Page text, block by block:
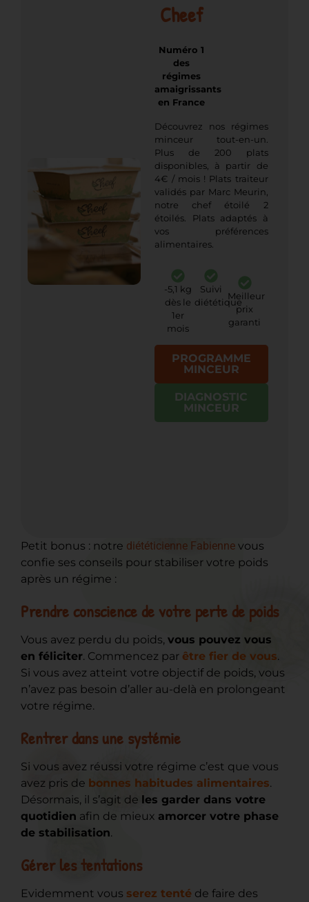
Cheef
Numéro 1
des
régimes
amaigrissants
en France
Découvrez nos régimes
minceur tout-en-un.
Plus de 200 plats
disponibles, à partir de
4€ / mois ! Plats traiteur
validés par Marc Meurin,
notre chef étoilé 2
étoilés. Plats adaptés à
vos préférences
alimentaires.
-5,1 kg
dès le
1er
mois
Suivi
diététique
Meilleur
prix
garanti
PROGRAMME
MINCEUR
DIAGNOSTIC
MINCEUR
Petit bonus : notre diététicienne Fabienne vous
confie ses conseils pour stabiliser votre poids
après un régime :
Prendre conscience de votre perte de poids
Vous avez perdu du poids, vous pouvez vous
en féliciter. Commencez par être fier de vous.
Si vous avez atteint votre objectif de poids, vous
n’avez pas besoin d’aller au-delà en prolongeant
votre régime.
Rentrer dans une systémie
Si vous avez réussi votre régime c’est que vous
avez pris de bonnes habitudes alimentaires.
Désormais, il s’agit de les garder dans votre
quotidien afin de mieux amorcer votre phase
de stabilisation.
Gérer les tentations
Evidemment vous serez tenté de faire des